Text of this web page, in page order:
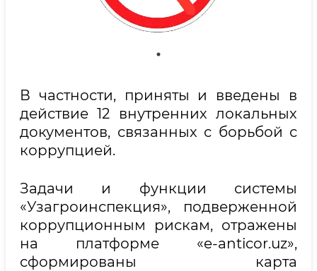
В частности, приняты и введены в
действие 12 внутренних локальных
документов, связанных с борьбой с
коррупцией.
Задачи и функции системы
«Узагроинспекция», подверженной
коррупционным рискам, отражены
на платформе «e-anticor.uz»,
сформированы карта